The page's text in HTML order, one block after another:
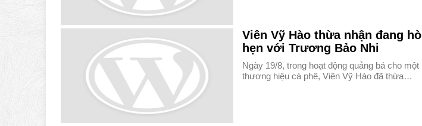
Viên Vỹ Hào thừa nhận đang hò
hẹn với Trương Bảo Nhi
Ngày 19/8, trong hoạt động quảng bá cho một
thương hiệu cà phê, Viên Vỹ Hào đã thừa…